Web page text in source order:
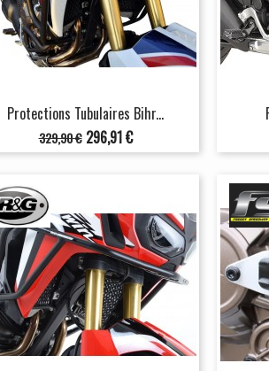
Protections Tubulaires Bihr...
Prix
de
329,90 € Prix
296,91 €